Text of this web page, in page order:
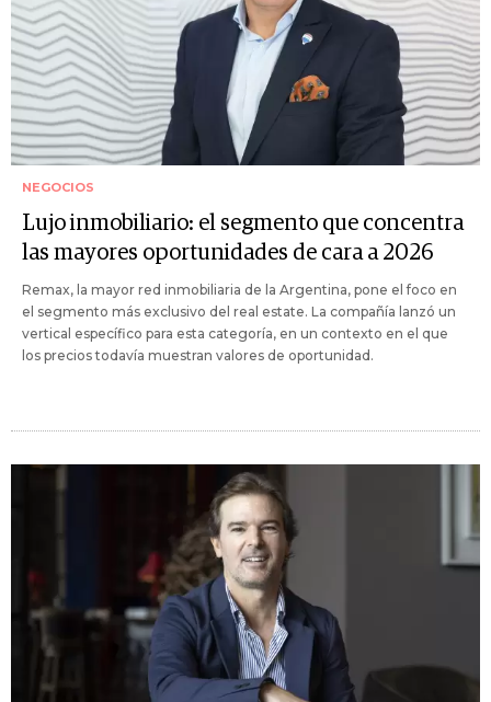
NEGOCIOS
Lujo inmobiliario: el segmento que concentra
las mayores oportunidades de cara a 2026
Remax, la mayor red inmobiliaria de la Argentina, pone el foco en
el segmento más exclusivo del real estate. La compañía lanzó un
vertical específico para esta categoría, en un contexto en el que
los precios todavía muestran valores de oportunidad.